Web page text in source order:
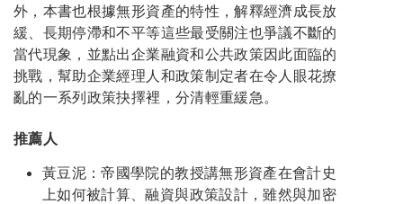
外，本書也根據無形資產的特性，解釋經濟成長放
緩、長期停滯和不平等這些最受關注也爭議不斷的
當代現象，並點出企業融資和公共政策因此面臨的
挑戰，幫助企業經理人和政策制定者在令人眼花撩
亂的一系列政策抉擇裡，分清輕重緩急。
推薦人
黃豆泥：帝國學院的教授講無形資產在會計史
上如何被計算、融資與政策設計，雖然與加密